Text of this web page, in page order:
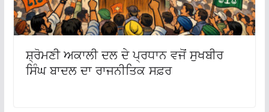
ਸ਼੍ਰੋਮਣੀ ਅਕਾਲੀ ਦਲ ਦੇ ਪ੍ਰਧਾਨ ਵਜੋਂ ਸੁਖਬੀਰ
ਸਿੰਘ ਬਾਦਲ ਦਾ ਰਾਜਨੀਤਿਕ ਸਫ਼ਰ